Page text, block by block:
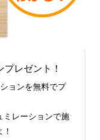
レゼント！
ョンを無料でプ
ミレーションで施